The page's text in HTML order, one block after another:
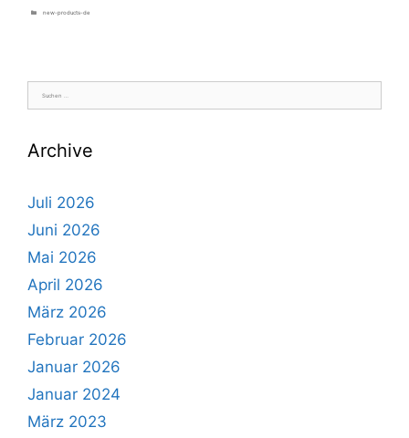
Kategorien
new-products-de
Suche
nach:
Archive
Juli 2026
Juni 2026
Mai 2026
April 2026
März 2026
Februar 2026
Januar 2026
Januar 2024
März 2023